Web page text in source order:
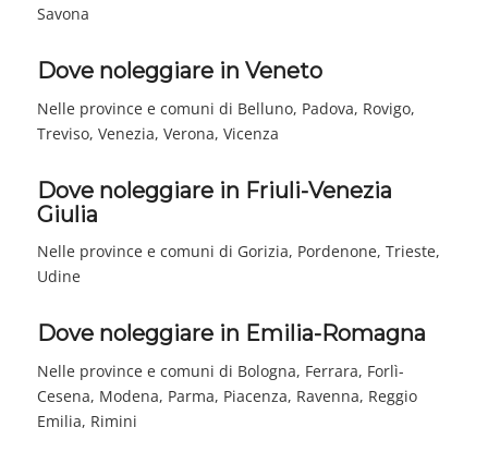
Savona
Dove noleggiare in Veneto
Nelle province e comuni di Belluno, Padova, Rovigo,
Treviso, Venezia, Verona, Vicenza
Dove noleggiare in Friuli-Venezia
Giulia
Nelle province e comuni di Gorizia, Pordenone, Trieste,
Udine
Dove noleggiare in Emilia-Romagna
Nelle province e comuni di Bologna, Ferrara, Forlì-
Cesena, Modena, Parma, Piacenza, Ravenna, Reggio
Emilia, Rimini